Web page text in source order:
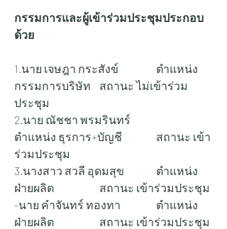
กรรมการและผู้เข้าร่วมประชุมประกอบ
ด้วย
1.นาย เจษฎา กระสังข์ 		ตำแหน่ง
กรรมการบริษัท 	สถานะ ไม่เข้าร่วม
ประชุม
2.นาย ณัชชา พรมรินทร์
ตำแหน่ง ธุรการ+บัญชี 		สถานะ เข้า
ร่วมประชุม
3.นางสาว สวลี อุดมสุข 		ตำแหน่ง
ฝ่ายผลิต 		สถานะ เข้าร่วมประชุม
-นาย คำจันทร์ ทองทา 		ตำแหน่ง
ฝ่ายผลิต 		สถานะ เข้าร่วมประชุม